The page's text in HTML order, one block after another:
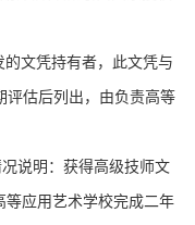
凭持有者，此文凭与
评估后列出，由负责高等
说明：获得高级技师文
等应用艺术学校完成二年